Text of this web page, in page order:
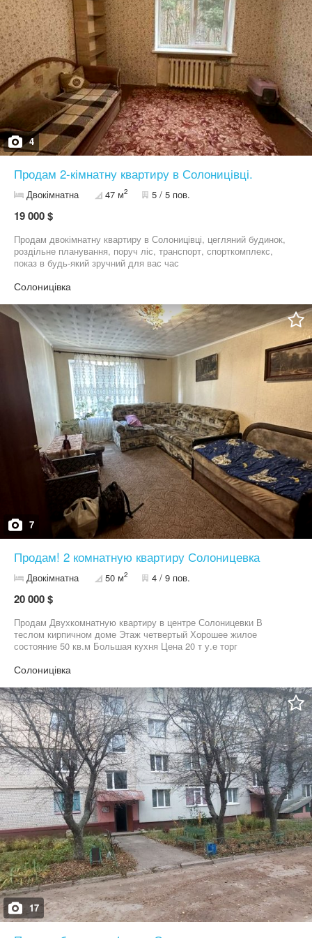
4
Продам 2-кімнатну квартиру в Солоницівці.
Двокімнатна 47 м2 5 / 5 пов.
19 000 $
Продам двокімнатну квартиру в Солоницівці, цегляний будинок,
роздільне планування, поруч ліс, транспорт, спорткомплекс,
показ в будь-який зручний для вас час
Солоницівка
7
Продам! 2 комнатную квартиру Солоницевка
Двокімнатна 50 м2 4 / 9 пов.
20 000 $
Продам Двухкомнатную квартиру в центре Солоницевки В
теслом кирпичном доме Этаж четвертый Хорошее жилое
состояние 50 кв.м Большая кухня Цена 20 т у.е торг
Солоницівка
17